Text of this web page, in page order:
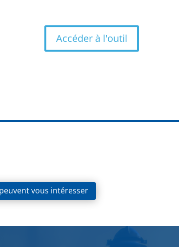
Accéder à l'outil
vous intéresser